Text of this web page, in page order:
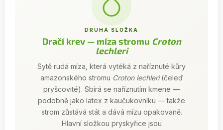
DRUHÁ SLOŽKA
Dračí krev — míza stromu Croton
lechleri
Sytě rudá míza, která vytéká z naříznuté kůry
amazonského stromu Croton lechleri(čeleď
pryšcovité). Sbírá se naříznutím kmene —
podobně jako latex z kaučukovníku — takže
strom zůstává stát a dává mízu opakovaně.
Hlavní složkou pryskyřice jsou